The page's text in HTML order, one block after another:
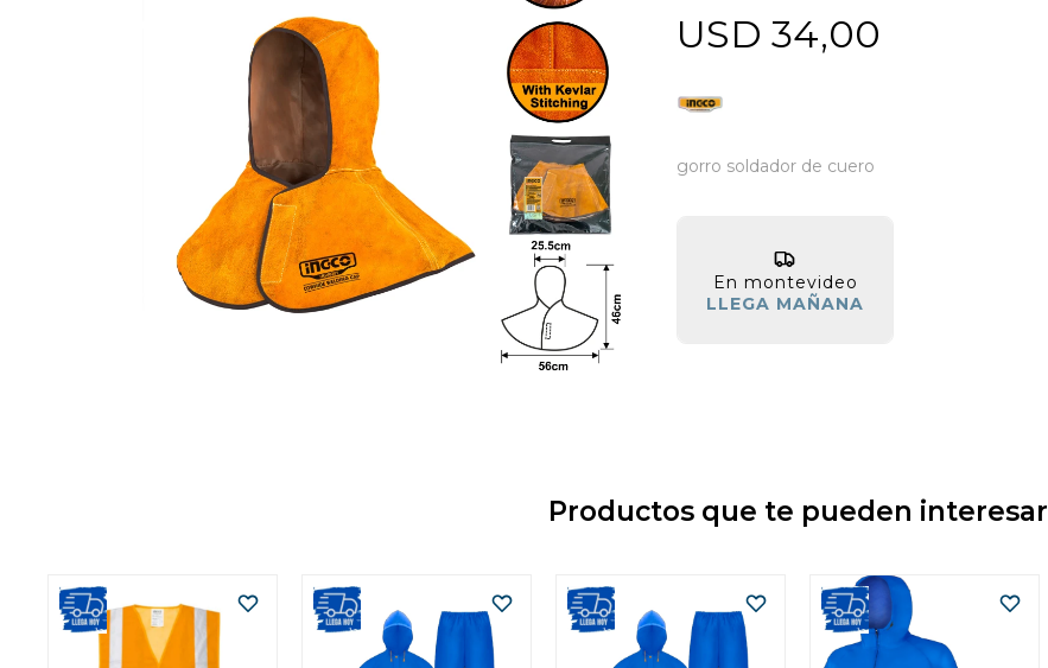
USD 34,00
gorro soldador de cuero
En montevideo
LLEGA MAÑANA
Productos que te pueden interesar